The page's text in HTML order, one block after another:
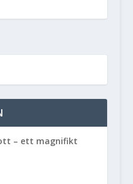
– ett magnifikt